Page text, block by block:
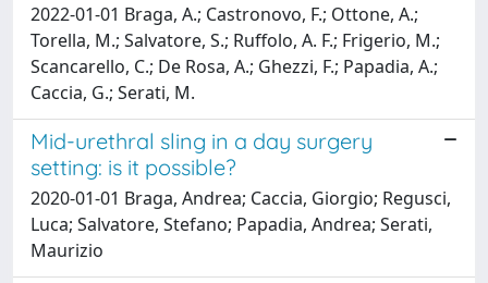
2022-01-01 Braga, A.; Castronovo, F.; Ottone, A.;
Torella, M.; Salvatore, S.; Ruffolo, A. F.; Frigerio, M.;
Scancarello, C.; De Rosa, A.; Ghezzi, F.; Papadia, A.;
Caccia, G.; Serati, M.
Mid-urethral sling in a day surgery
setting: is it possible?
2020-01-01 Braga, Andrea; Caccia, Giorgio; Regusci,
Luca; Salvatore, Stefano; Papadia, Andrea; Serati,
Maurizio